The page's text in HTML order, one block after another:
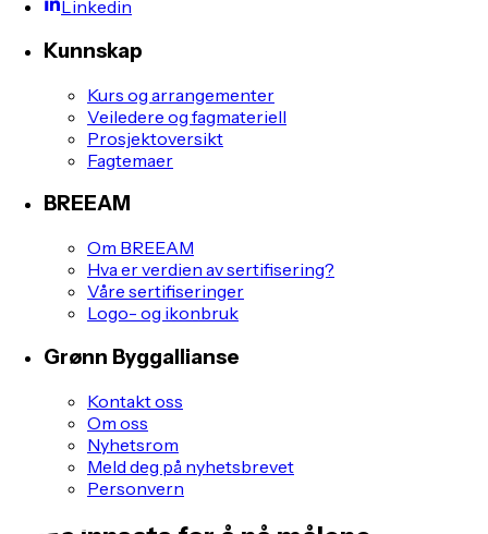
Linkedin
Kunnskap
Kurs og arrangementer
Veiledere og fagmateriell
Prosjektoversikt
Fagtemaer
BREEAM
Om BREEAM
Hva er verdien av sertifisering?
Våre sertifiseringer
Logo- og ikonbruk
Grønn Byggallianse
Kontakt oss
Om oss
Nyhetsrom
Meld deg på nyhetsbrevet
Personvern